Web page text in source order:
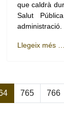
que caldrà
Salut
administració.
Llegeix més …
765 766